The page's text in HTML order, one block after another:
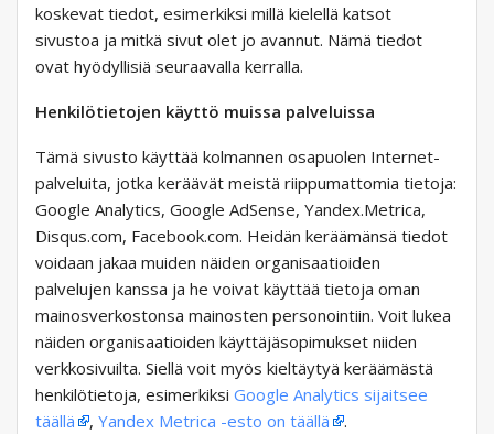
koskevat tiedot, esimerkiksi millä kielellä katsot
sivustoa ja mitkä sivut olet jo avannut. Nämä tiedot
ovat hyödyllisiä seuraavalla kerralla.
Henkilötietojen käyttö muissa palveluissa
Tämä sivusto käyttää kolmannen osapuolen Internet-
palveluita, jotka keräävät meistä riippumattomia tietoja:
Google Analytics, Google AdSense, Yandex.Metrica,
Disqus.com, Facebook.com. Heidän keräämänsä tiedot
voidaan jakaa muiden näiden organisaatioiden
palvelujen kanssa ja he voivat käyttää tietoja oman
mainosverkostonsa mainosten personointiin. Voit lukea
näiden organisaatioiden käyttäjäsopimukset niiden
verkkosivuilta. Siellä voit myös kieltäytyä keräämästä
henkilötietoja, esimerkiksi Google Analytics sijaitsee
täällä
, Yandex Metrica -esto on täällä .